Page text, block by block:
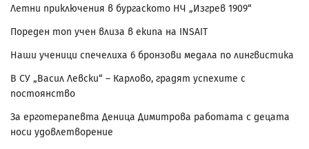
Летни приключения в бургаското НЧ „Изгрев 1909“
Пореден топ учен влиза в екипа на INSAIT
Наши ученици спечелиха 6 бронзови медала по лингвистика
В СУ „Васил Левски“ – Карлово, градят успехите с
постоянство
За ерготерапевта Деница Димитрова работата с децата
носи удовлетворение